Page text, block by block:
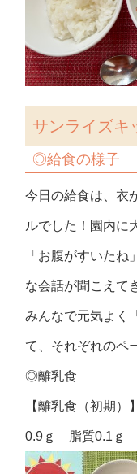
サンライズキ
◎給食の様子
今日の給食は、衣
ルでした！園内に
「お腹がすいた
な会話が聞こえて
みんなで元気よく
て、それぞれのペ
◎離乳食
【離乳食（初期
0.9ｇ 脂質0.1ｇ